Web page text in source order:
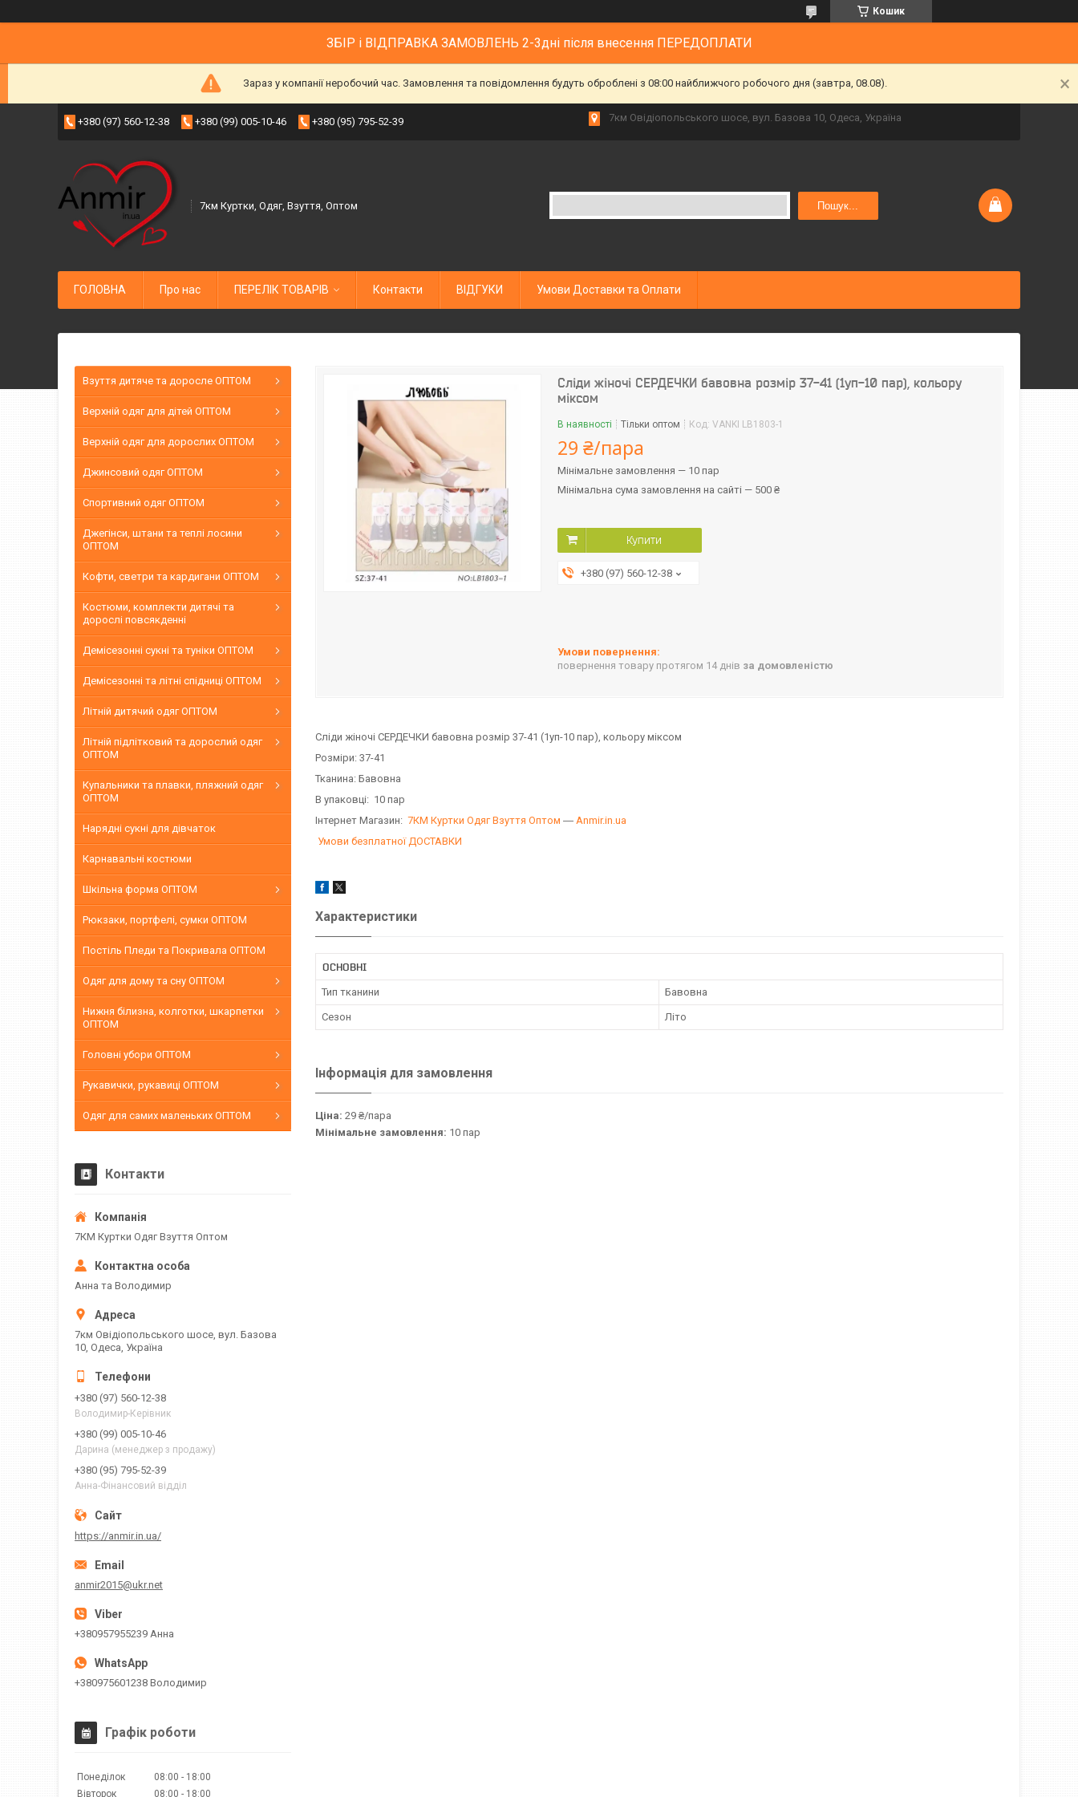
Кошик
ЗБІР і ВІДПРАВКА ЗАМОВЛЕНЬ 2-3дні після внесення ПЕРЕДОПЛАТИ
Зараз у компанії неробочий час. Замовлення та повідомлення будуть оброблені з 08:00 найближчого робочого дня (завтра, 08.08).
+380 (97) 560-12-38 +380 (99) 005-10-46 +380 (95) 795-52-39 7км Овідіопольського шосе, вул. Базова 10, Одеса, Україна
7км Куртки, Одяг, Взуття, Оптом Пошук...
ГОЛОВНА Про нас ПЕРЕЛІК ТОВАРІВ Контакти ВІДГУКИ Умови Доставки та Оплати
Сліди жіночі СЕРДЕЧКИ бавовна розмір 37-41 (1уп-10 пар), кольору
міксом
В наявності Тільки оптом Код: VANKI LB1803-1
29 ₴/пара
Мінімальне замовлення — 10 пар
Мінімальна сума замовлення на сайті — 500 ₴
Купити
+380 (97) 560-12-38
повернення товару протягом 14 днів за домовленістю
Сліди жіночі СЕРДЕЧКИ бавовна розмір 37-41 (1уп-10 пар), кольору міксом
Розміри: 37-41
Тканина: Бавовна
В упаковці: 10 пар
Інтернет Магазин: 7КМ Куртки Одяг Взуття Оптом ― Anmir.in.ua
Умови безплатної ДОСТАВКИ
Характеристики
ОСНОВНІ
Тип тканини Бавовна
Сезон Літо
Інформація для замовлення
Ціна: 29 ₴/пара
Мінімальне замовлення: 10 пар
Взуття дитяче та доросле ОПТОМ
Верхній одяг для дітей ОПТОМ
Верхній одяг для дорослих ОПТОМ
Джинсовий одяг ОПТОМ
Спортивний одяг ОПТОМ
Джегінси, штани та теплі лосини
ОПТОМ
Кофти, светри та кардигани ОПТОМ
Костюми, комплекти дитячі та
дорослі повсякденні
Демісезонні сукні та туніки ОПТОМ
Демісезонні та літні спідниці ОПТОМ
Літній дитячий одяг ОПТОМ
Літній підлітковий та дорослий одяг
ОПТОМ
Купальники та плавки, пляжний одяг
ОПТОМ
Нарядні сукні для дівчаток
Карнавальні костюми
Шкільна форма ОПТОМ
Рюкзаки, портфелі, сумки ОПТОМ
Постіль Пледи та Покривала ОПТОМ
Одяг для дому та сну ОПТОМ
Нижня білизна, колготки, шкарпетки
ОПТОМ
Головні убори ОПТОМ
Рукавички, рукавиці ОПТОМ
Одяг для самих маленьких ОПТОМ
Контакти
7КМ Куртки Одяг Взуття Оптом
Анна та Володимир
7км Овідіопольського шосе, вул. Базова
10, Одеса, Україна
+380 (97) 560-12-38
Володимир-Керівник
+380 (99) 005-10-46
Дарина (менеджер з продажу)
+380 (95) 795-52-39
Анна-Фінансовий відділ
https://anmir.in.ua/
anmir2015@ukr.net
+380957955239 Анна
+380975601238 Володимир
Графік роботи
Понеділок 08:00
18:00
Вівторок
08:00 18:00